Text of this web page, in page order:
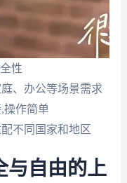
性
、办公等场景需求
操作简单
不同国家和地区
与自由的上